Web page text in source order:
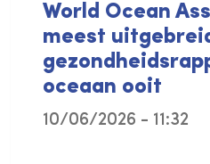
World Ocean
meest
oceaan ooit
10/06/2026 - 11:32